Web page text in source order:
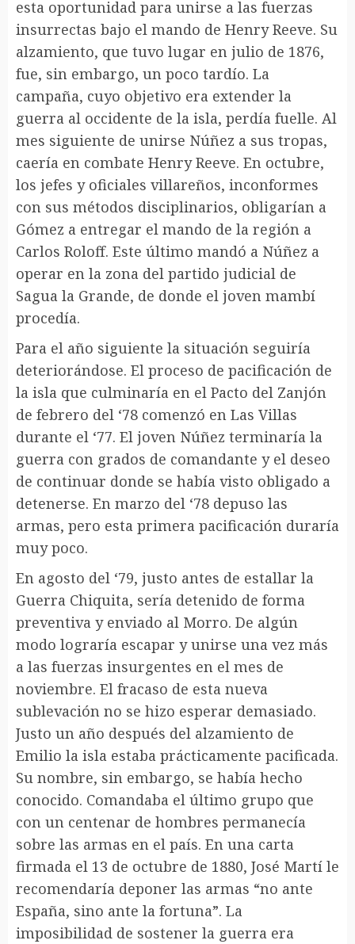
esta oportunidad para unirse a las fuerzas
insurrectas bajo el mando de Henry Reeve. Su
alzamiento, que tuvo lugar en julio de 1876,
fue, sin embargo, un poco tardío. La
campaña, cuyo objetivo era extender la
guerra al occidente de la isla, perdía fuelle. Al
mes siguiente de unirse Núñez a sus tropas,
caería en combate Henry Reeve. En octubre,
los jefes y oficiales villareños, inconformes
con sus métodos disciplinarios, obligarían a
Gómez a entregar el mando de la región a
Carlos Roloff. Este último mandó a Núñez a
operar en la zona del partido judicial de
Sagua la Grande, de donde el joven mambí
procedía.
Para el año siguiente la situación seguiría
deteriorándose. El proceso de pacificación de
la isla que culminaría en el Pacto del Zanjón
de febrero del ‘78 comenzó en Las Villas
durante el ‘77. El joven Núñez terminaría la
guerra con grados de comandante y el deseo
de continuar donde se había visto obligado a
detenerse. En marzo del ‘78 depuso las
armas, pero esta primera pacificación duraría
muy poco.
En agosto del ‘79, justo antes de estallar la
Guerra Chiquita, sería detenido de forma
preventiva y enviado al Morro. De algún
modo lograría escapar y unirse una vez más
a las fuerzas insurgentes en el mes de
noviembre. El fracaso de esta nueva
sublevación no se hizo esperar demasiado.
Justo un año después del alzamiento de
Emilio la isla estaba prácticamente pacificada.
Su nombre, sin embargo, se había hecho
conocido. Comandaba el último grupo que
con un centenar de hombres permanecía
sobre las armas en el país. En una carta
firmada el 13 de octubre de 1880, José Martí le
recomendaría deponer las armas “no ante
España, sino ante la fortuna”. La
imposibilidad de sostener la guerra era